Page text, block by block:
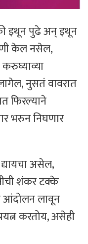
इथून पुढे अन् इथून
केल नसेल,
नुसतं वावरात
फिरल्याने
भरुन निघणार
असेल,
शंकर टक्के
आंदोलन लावून
करतोय, असेही